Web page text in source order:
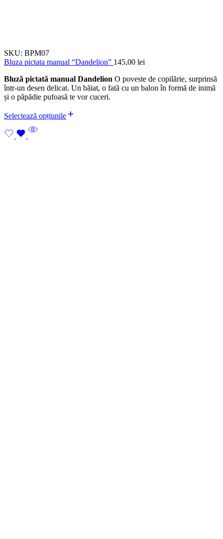
SKU: BPM07
Bluza pictata manual “Dandelion” 145,00 lei
Bluză pictată manual Dandelion O poveste de copilărie, surprinsă
într-un desen delicat. Un băiat, o fată cu un balon în formă de inimă
și o păpădie pufoasă te vor cuceri.
Selectează opțiunile